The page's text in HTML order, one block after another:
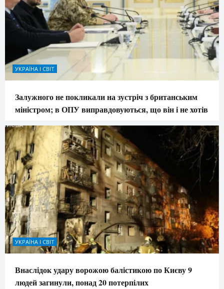
УКРАЇНА І СВІТ
Залужного не покликали на зустріч з британським
міністром; в ОПУ виправдовуються, що він і не хотів
УКРАЇНА І СВІТ
Внаслідок удару ворожою балістикою по Києву 9
людей загинули, понад 20 потерпілих